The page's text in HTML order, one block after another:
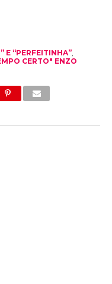
E “PERFEITINHA”,
CERTO" ENZO